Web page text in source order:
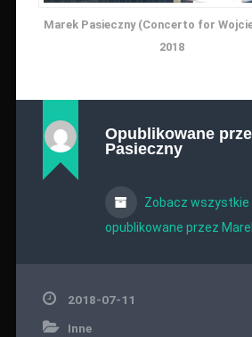
Marek Pasieczny (Concerto for
2018
Opublikowane
Pasieczny
Zobacz wszystkie
opublikowane przez
2018-07-11
Inne